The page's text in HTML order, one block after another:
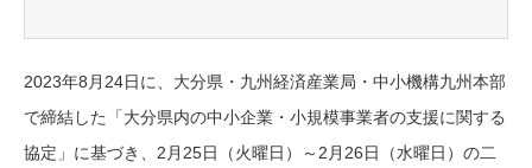
2023年8月24日に、大分県・九州経済産業局・中小機構九州本部
で締結した「大分県内の中小企業・小規模事業者の支援に関する
協定」に基づき、2月25日（火曜日）～2月26日（水曜日）の二